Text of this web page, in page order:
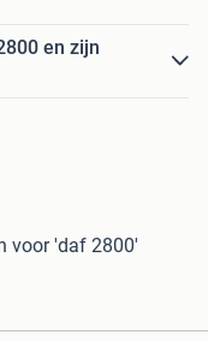
en zijn
voor 'daf 2800'